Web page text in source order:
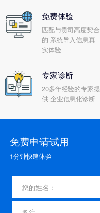
免费体验
匹配与贵司高度契合
的 系统导入信息真
实体验
专家诊断
20多年经验的专家提
供 企业信息化诊断
免费申请试用
1分钟快速体验